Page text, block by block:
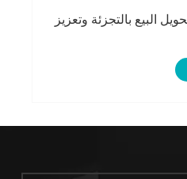
بالتجزئة وتعزيز